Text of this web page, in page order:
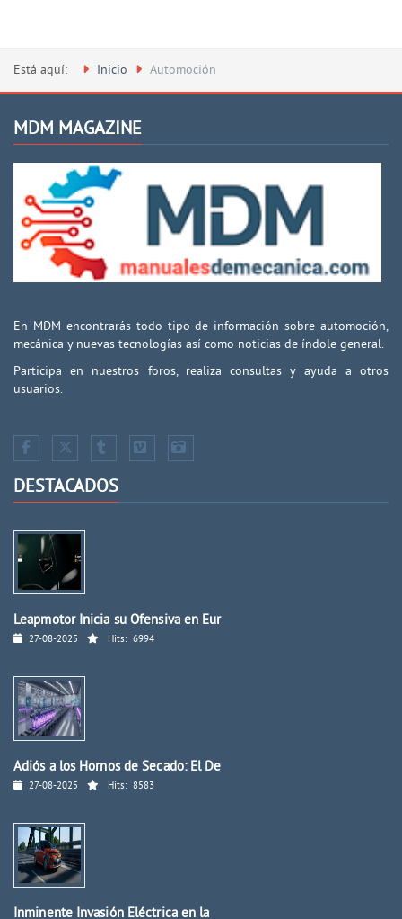
Está aquí: Inicio Automoción
MDM MAGAZINE
En MDM encontrarás todo tipo de información sobre automoción,
mecánica y nuevas tecnologías así como noticias de índole general.
Participa en nuestros foros, realiza consultas y ayuda a otros
usuarios.
DESTACADOS
Leapmotor Inicia su Ofensiva en Eur
27-08-2025 Hits: 6994
Adiós a los Hornos de Secado: El De
27-08-2025 Hits: 8583
Inminente Invasión Eléctrica en la